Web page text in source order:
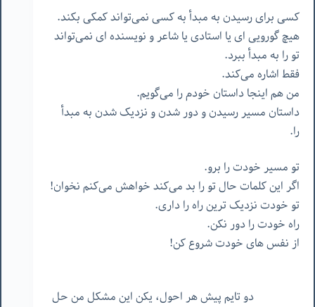
کسی برای رسیدن به مبدأ به کسی نمی‌تواند کمکی بکند.
هیچ گورویی ای یا استادی یا شاعر و نویسنده ای نمی‌تواند
تو را به مبدأ ببرد.
فقط اشاره می‌کند.
من هم اینجا داستان خودم را می‌گویم.
داستان مسیر رسیدن و دور شدن و نزدیک شدن به مبدأ
را.
تو مسیر خودت را برو.
اگر این کلمات حال تو را بد می‌کند خواهش می‌کنم نخوان!
تو خودت نزدیک ترین راه را داری.
راه خودت را دور نکن.
از نفس های خودت شروع کن!
دو تایم پیش هر احول، یکن این مشکل من حل